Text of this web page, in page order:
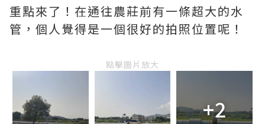
重點來了！在通往農莊前有一條超大的水
管，個人覺得是一個很好的拍照位置呢！
點擊圖片放大
+2